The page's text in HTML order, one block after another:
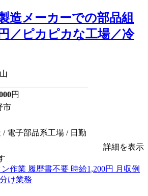
造メーカーでの部品組
／ピカピカな工場／冷
円
市
/ 電子部品系工場 / 日勤
詳細を表示